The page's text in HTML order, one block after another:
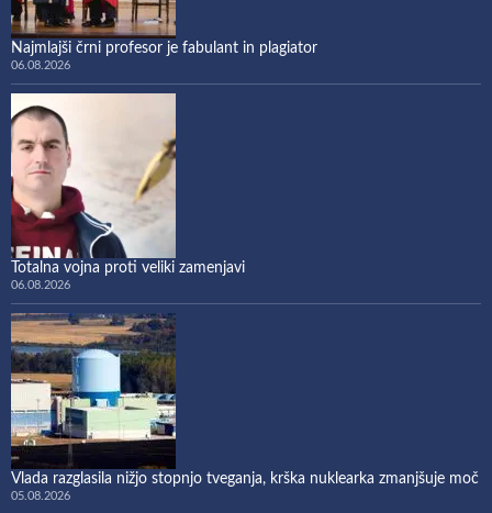
Najmlajši črni profesor je fabulant in plagiator
06.08.2026
Totalna vojna proti veliki zamenjavi
06.08.2026
Vlada razglasila nižjo stopnjo tveganja, krška nuklearka zmanjšuje moč
05.08.2026